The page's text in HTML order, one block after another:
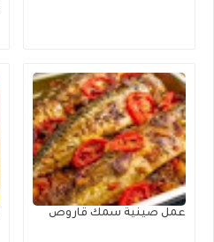
عمل صينية سمك قاروص